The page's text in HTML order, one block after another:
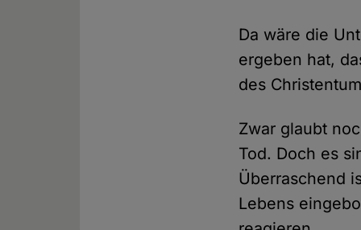
Da wäre die
ergeben hat,
des
Zwar glaubt
Tod. Doch es
Überraschend
Lebens